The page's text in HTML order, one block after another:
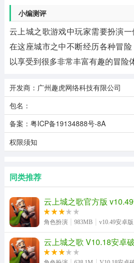
小编测评
云上城之歌游戏中玩家需要扮演
在这座城市之中不断经历各种冒
以享受到很多非常丰富有趣的冒险
开发商：广州趣虎网络科技有限公司
包名：
备案：粤ICP备19134888号-8A
权限须知
同类推荐
云上城之歌官方版
角色扮演 983MB v10.49安卓版
云上城之歌 V10.18安卓